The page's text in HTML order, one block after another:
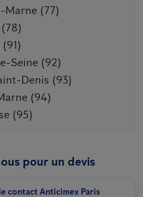
Marne (77)
Seine (92)
Denis (93)
(94)
(95)
pour un devis
contact Anticimex Paris